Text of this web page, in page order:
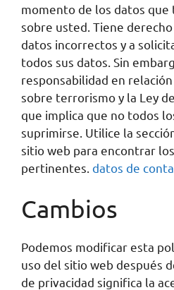
momento de los datos
sobre usted. Tiene
datos incorrectos y a
todos sus datos. Sin
responsabilidad en
sobre terrorismo y la Ley
que implica que no todos
suprimirse. Utilice la
sitio web para encontrar
pertinentes. datos de
Cambios
Podemos modificar esta
uso del sitio web después
de privacidad significa la